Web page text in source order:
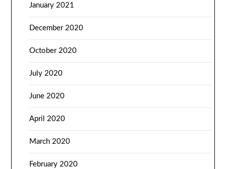
January 2021
December 2020
October 2020
July 2020
June 2020
April 2020
March 2020
February 2020